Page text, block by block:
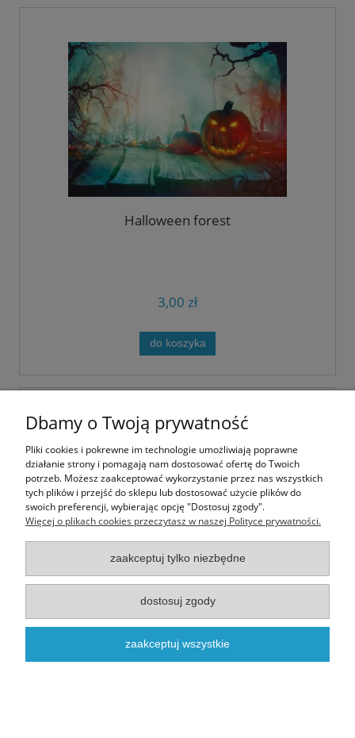
Halloween forest
3,00 zł
do koszyka
Halloween Full Moon
Dbamy o Twoją prywatność
Pliki cookies i pokrewne im technologie umożliwiają poprawne
działanie strony i pomagają nam dostosować ofertę do Twoich
potrzeb. Możesz zaakceptować wykorzystanie przez nas wszystkich
tych plików i przejść do sklepu lub dostosować użycie plików do
swoich preferencji, wybierając opcję "Dostosuj zgody".
Więcej o plikach cookies przeczytasz w naszej Polityce prywatności.
zaakceptuj tylko niezbędne
dostosuj zgody
zaakceptuj wszystkie